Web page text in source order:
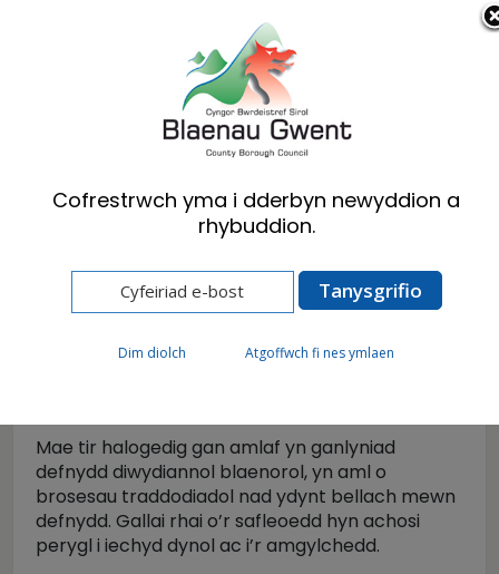
Cymraeg English
Preswylwyr
Iechyd yr Amgylchedd
Tir Halogedig
Mae tir halogedig gan amlaf yn ganlyniad
defnydd diwydiannol blaenorol, yn aml o
brosesau traddodiadol nad ydynt bellach mewn
defnydd. Gallai rhai o’r safleoedd hyn achosi
perygl i iechyd dynol ac i’r amgylchedd.
Cofrestrwch yma i dderbyn newyddion a
rhybuddion.
Dim diolch Atgoffwch fi nes ymlaen